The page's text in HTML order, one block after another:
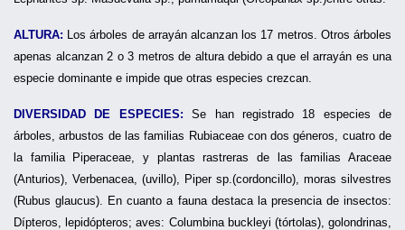
ALTURA: Los árboles de arrayán alcanzan los 17 metros. Otros árboles
apenas alcanzan 2 o 3 metros de altura debido a que el arrayán es una
especie dominante e impide que otras especies crezcan.
DIVERSIDAD DE ESPECIES: Se han registrado 18 especies de
árboles, arbustos de las familias Rubiaceae con dos géneros, cuatro de
la familia Piperaceae, y plantas rastreras de las familias Araceae
(Anturios), Verbenacea, (uvillo), Piper sp.(cordoncillo), moras silvestres
(Rubus glaucus). En cuanto a fauna destaca la presencia de insectos:
Dípteros, lepidópteros; aves: Columbina buckleyi (tórtolas), golondrinas,